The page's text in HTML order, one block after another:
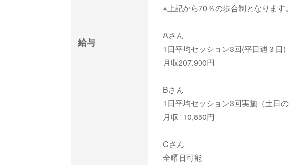
給与
※上記から70％の歩合制となります。
Aさん
1日平均セッション3回(平日週３日)
月収207,900円
Bさん
1日平均セッション3回実施（土日の
月収110,880円
Cさん
全曜日可能